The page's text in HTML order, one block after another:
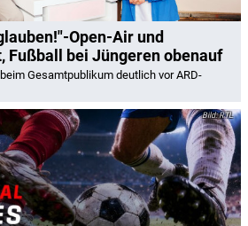
Open-Air und
Fußball bei Jüngeren obenauf
Gesamtpublikum deutlich vor ARD-
RTL